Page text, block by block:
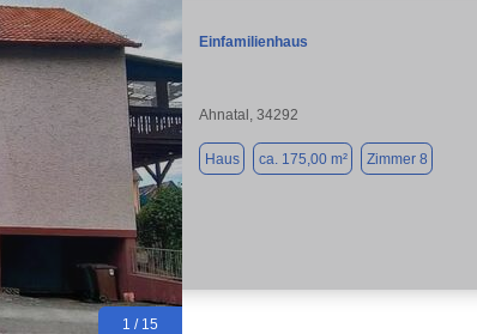
1 / 15
Einfamilienhaus
Ahnatal, 34292
Haus ca. 175,00 m² Zimmer 8